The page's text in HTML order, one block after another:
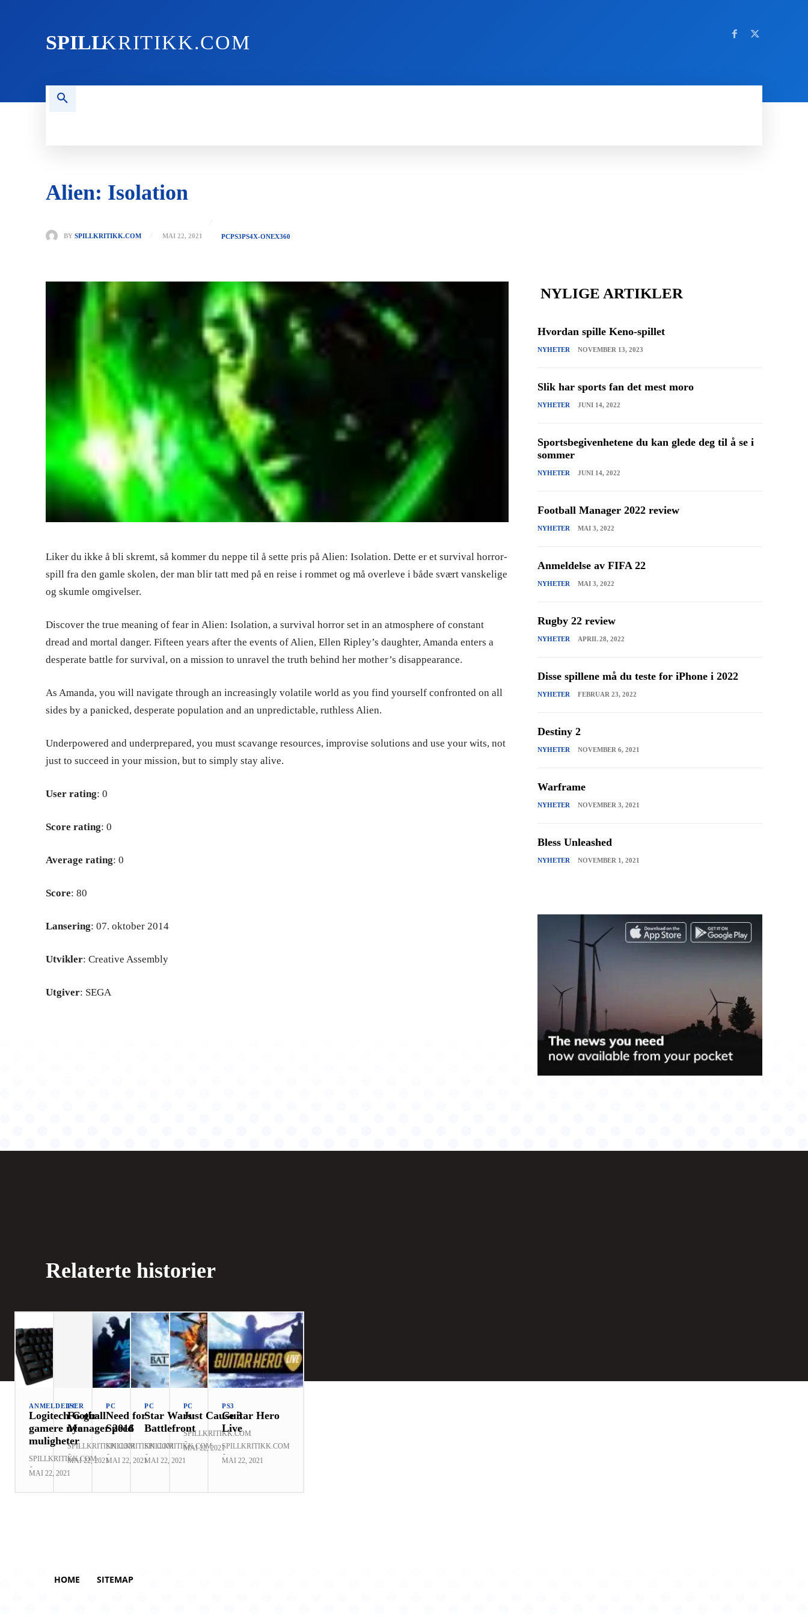
SPILLKRITIKK.COM
Alien: Isolation
BY SPILLKRITIKK.COM MAI 22, 2021 PCPS3PS4X-ONEX360
Liker du ikke å bli skremt, så kommer du neppe til å sette pris på Alien: Isolation. Dette er et survival horror-
spill fra den gamle skolen, der man blir tatt med på en reise i rommet og må overleve i både svært vanskelige
og skumle omgivelser.
Discover the true meaning of fear in Alien: Isolation, a survival horror set in an atmosphere of constant
dread and mortal danger. Fifteen years after the events of Alien, Ellen Ripley’s daughter, Amanda enters a
desperate battle for survival, on a mission to unravel the truth behind her mother’s disappearance.
As Amanda, you will navigate through an increasingly volatile world as you find yourself confronted on all
sides by a panicked, desperate population and an unpredictable, ruthless Alien.
Underpowered and underprepared, you must scavange resources, improvise solutions and use your wits, not
just to succeed in your mission, but to simply stay alive.
User rating: 0
Score rating: 0
Average rating: 0
Score: 80
Lansering: 07. oktober 2014
Utvikler: Creative Assembly
Utgiver: SEGA
NYLIGE ARTIKLER
Hvordan spille Keno-spillet
NYHETER NOVEMBER 13, 2023
Slik har sports fan det mest moro
NYHETER JUNI 14, 2022
Sportsbegivenhetene du kan glede deg til å se i
sommer
NYHETER JUNI 14, 2022
Football Manager 2022 review
NYHETER MAI 3, 2022
Anmeldelse av FIFA 22
NYHETER MAI 3, 2022
Rugby 22 review
NYHETER APRIL 28, 2022
Disse spillene må du teste for iPhone i 2022
NYHETER FEBRUAR 23, 2022
Destiny 2
NYHETER NOVEMBER 6, 2021
Warframe
NYHETER NOVEMBER 3, 2021
Bless Unleashed
NYHETER NOVEMBER 1, 2021
Relaterte historier
ANMELDELSER
Logitech G gir
gamere nye
muligheter
SPILLKRITIKK.COM
-
MAI 22, 2021
PC
Football
Manager 2016
SPILLKRITIKK.COM
-
MAI 22, 2021
PC
Need for
Speed
SPILLKRITIKK.COM
-
MAI 22, 2021
PC
Star Wars:
Battlefront
SPILLKRITIKK.COM
-
MAI 22, 2021
PC
Just Cause 3
SPILLKRITIKK.COM
-
MAI 22, 2021
PS3
Guitar Hero
Live
SPILLKRITIKK.COM
-
MAI 22, 2021
HOME SITEMAP